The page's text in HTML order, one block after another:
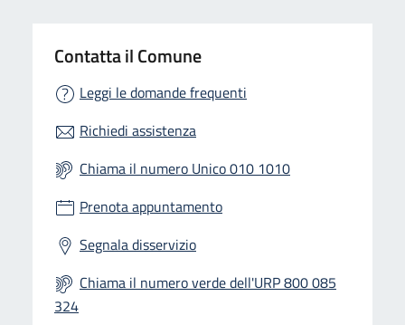
Contatta il Comune
Leggi le domande frequenti
Richiedi assistenza
Chiama il numero Unico 010 1010
Prenota appuntamento
Segnala disservizio
Chiama il numero verde dell'URP 800 085
324